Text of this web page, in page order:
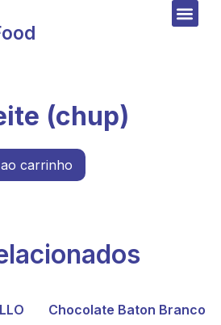
(chup)
carrinho
Chocolate Baton Branco